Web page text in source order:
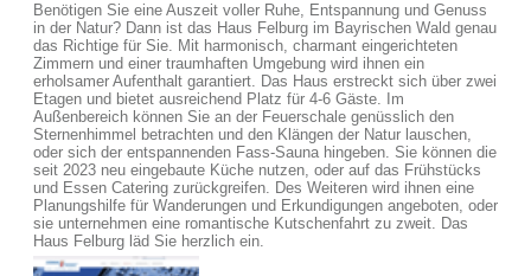
Benötigen Sie eine Auszeit voller Ruhe, Entspannung und Genuss
in der Natur? Dann ist das Haus Felburg im Bayrischen Wald genau
das Richtige für Sie. Mit harmonisch, charmant eingerichteten
Zimmern und einer traumhaften Umgebung wird ihnen ein
erholsamer Aufenthalt garantiert. Das Haus erstreckt sich über zwei
Etagen und bietet ausreichend Platz für 4-6 Gäste. Im
Außenbereich können Sie an der Feuerschale genüsslich den
Sternenhimmel betrachten und den Klängen der Natur lauschen,
oder sich der entspannenden Fass-Sauna hingeben. Sie können die
seit 2023 neu eingebaute Küche nutzen, oder auf das Frühstücks
und Essen Catering zurückgreifen. Des Weiteren wird ihnen eine
Planungshilfe für Wanderungen und Erkundigungen angeboten, oder
sie unternehmen eine romantische Kutschenfahrt zu zweit. Das
Haus Felburg läd Sie herzlich ein.